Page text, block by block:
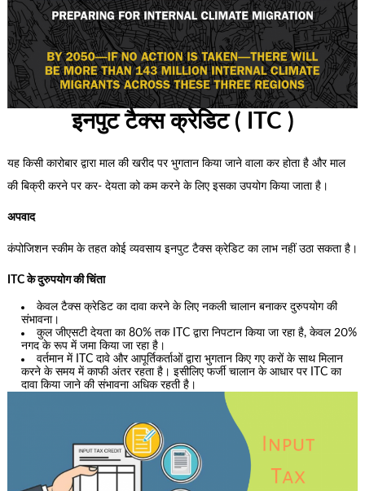
इनपुट टैक्स क्रेडिट ( ITC )
यह किसी कारोबार द्वारा माल की खरीद पर भुगतान किया जाने वाला कर होता है और माल
की बिक्री करने पर कर- देयता को कम करने के लिए इसका उपयोग किया जाता है।
अपवाद
कंपोजिशन स्कीम के तहत कोई व्यवसाय इनपुट टैक्स क्रेडिट का लाभ नहीं उठा सकता है।
ITC के दुरुपयोग की चिंता
केवल टैक्स क्रेडिट का दावा करने के लिए नकली चालान बनाकर दुरुपयोग की
संभावना।
कुल जीएसटी देयता का 80% तक ITC द्वारा निपटान किया जा रहा है, केवल 20%
नगद के रूप में जमा किया जा रहा है।
वर्तमान में ITC दावे और आपूर्तिकर्ताओं द्वारा भुगतान किए गए करों के साथ मिलान
करने के समय में काफी अंतर रहता है। इसीलिए फर्जी चालान के आधार पर ITC का
दावा किया जाने की संभावना अधिक रहती है।